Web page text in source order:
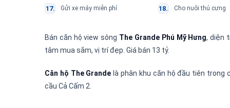
Gửi xe máy miễn phí Cho nuôi thú cưng
Bán căn hộ view sông The Grande Phú Mỹ Hưng, diện
tâm mua sắm, vị trí đẹp. Giá bán 13 tỷ.
Căn hộ The Grande là phân khu căn hộ đầu tiên trong
cầu Cả Cấm 2.